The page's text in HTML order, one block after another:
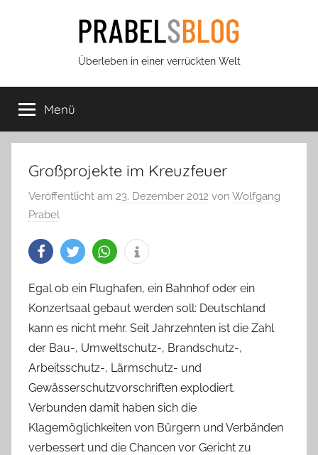
Prabels
Blog
Überleben in einer verrückten Welt
Menü
Großprojekte im Kreuzfeuer
Veröffentlicht am 23. Dezember 2012 von Wolfgang
Prabel
Egal ob ein Flughafen, ein Bahnhof oder ein
Konzertsaal gebaut werden soll: Deutschland
kann es nicht mehr. Seit Jahrzehnten ist die Zahl
der Bau-, Umweltschutz-, Brandschutz-,
Arbeitsschutz-, Lärmschutz- und
Gewässerschutzvorschriften explodiert.
Verbunden damit haben sich die
Klagemöglichkeiten von Bürgern und Verbänden
verbessert und die Chancen vor Gericht zu